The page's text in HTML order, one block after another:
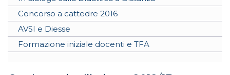
Concorso a cattedre 2016
AVSI e Diesse
Formazione iniziale docenti e TFA